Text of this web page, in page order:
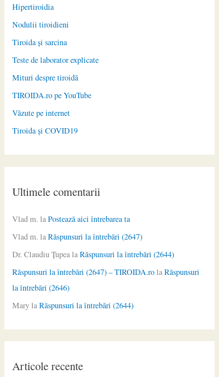
Hipertiroidia
Nodulii tiroidieni
Tiroida și sarcina
Teste de laborator explicate
Mituri despre tiroidă
TIROIDA.ro pe YouTube
Văzute pe internet
Tiroida și COVID19
Ultimele comentarii
Vlad m. laPostează aici întrebarea ta
Vlad m. laRăspunsuri la întrebări (2647)
Dr. Claudiu ŢupealaRăspunsuri la întrebări (2644)
Răspunsuri la întrebări (2647) – TIROIDA.rolaRăspunsuri
la întrebări (2646)
MarylaRăspunsuri la întrebări (2644)
Articole recente